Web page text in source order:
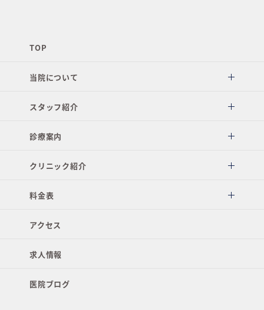
TOP
当院について
スタッフ紹介
診療案内
クリニック紹介
料金表
アクセス
求人情報
医院ブログ